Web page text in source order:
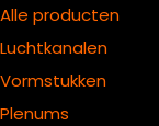
Alle producten
Luchtkanalen
Vormstukken
Plenums